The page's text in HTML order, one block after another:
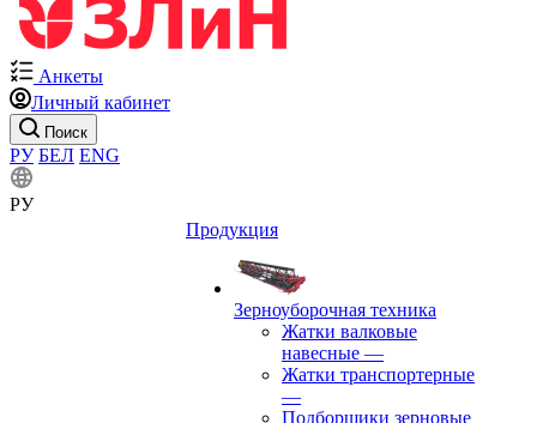
Анкеты
Личный кабинет
Поиск
РУ БЕЛ ENG
РУ
Продукция
Зерноуборочная техника
Жатки валковые
навесные —
Жатки транспортерные
—
Подборщики зерновые